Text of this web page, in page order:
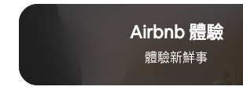
Airbnb 體驗
體驗新鮮事